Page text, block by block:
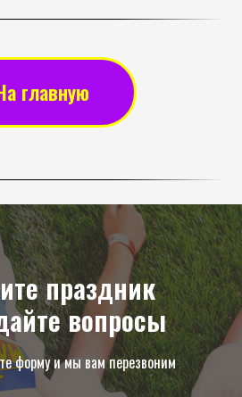
главную
праздник
вопросы
форму и мы вам перезвоним